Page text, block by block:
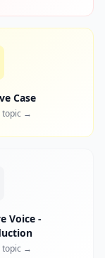
Case
topic →
Voice -
topic →